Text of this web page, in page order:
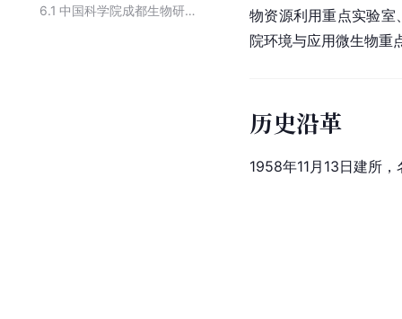
6.1
中国科学院成都生物研究所在职研究员
物资源利用重点实验室
院环境与应用微生物重
历史沿革
1958年11月13日建所